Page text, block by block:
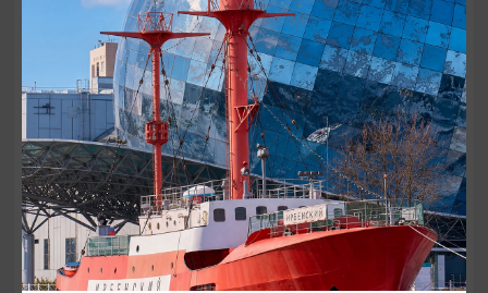
ОТ 1500₽
КОНЦЕРТЫ